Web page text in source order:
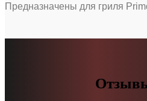
Предназначены для гриля